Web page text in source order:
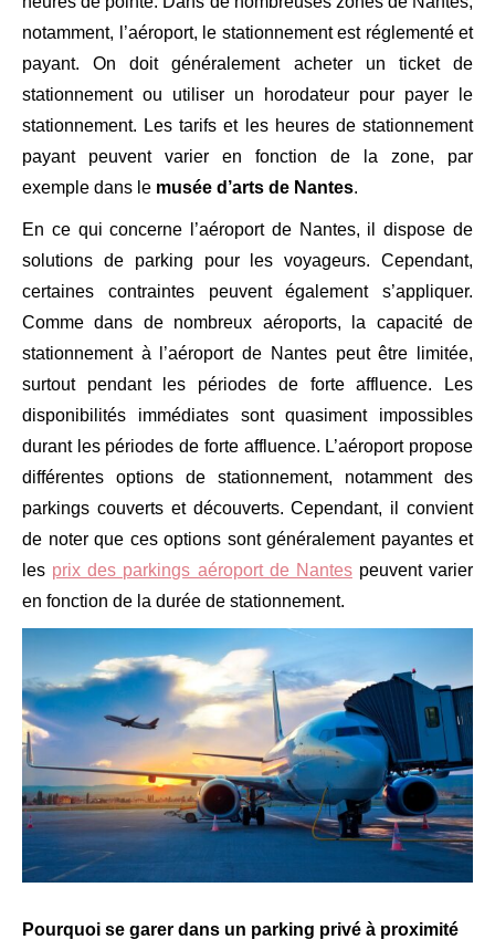
notamment, l’aéroport, le stationnement est réglementé et
payant. On doit généralement acheter un ticket de
stationnement ou utiliser un horodateur pour payer le
stationnement. Les tarifs et les heures de stationnement
payant peuvent varier en fonction de la zone, par
exemple dans le musée d’arts de Nantes.
En ce qui concerne l’aéroport de Nantes, il dispose de
solutions de parking pour les voyageurs. Cependant,
certaines contraintes peuvent également s’appliquer.
Comme dans de nombreux aéroports, la capacité de
stationnement à l’aéroport de Nantes peut être limitée,
surtout pendant les périodes de forte affluence. Les
disponibilités immédiates sont quasiment impossibles
durant les périodes de forte affluence. L’aéroport propose
différentes options de stationnement, notamment des
parkings couverts et découverts. Cependant, il convient
de noter que ces options sont généralement payantes et
les prix des parkings aéroport de Nantes peuvent varier
en fonction de la durée de stationnement.
Pourquoi se garer dans un parking privé à proximité